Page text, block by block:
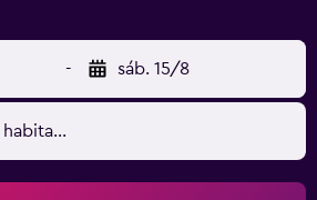
- sáb. 15/8